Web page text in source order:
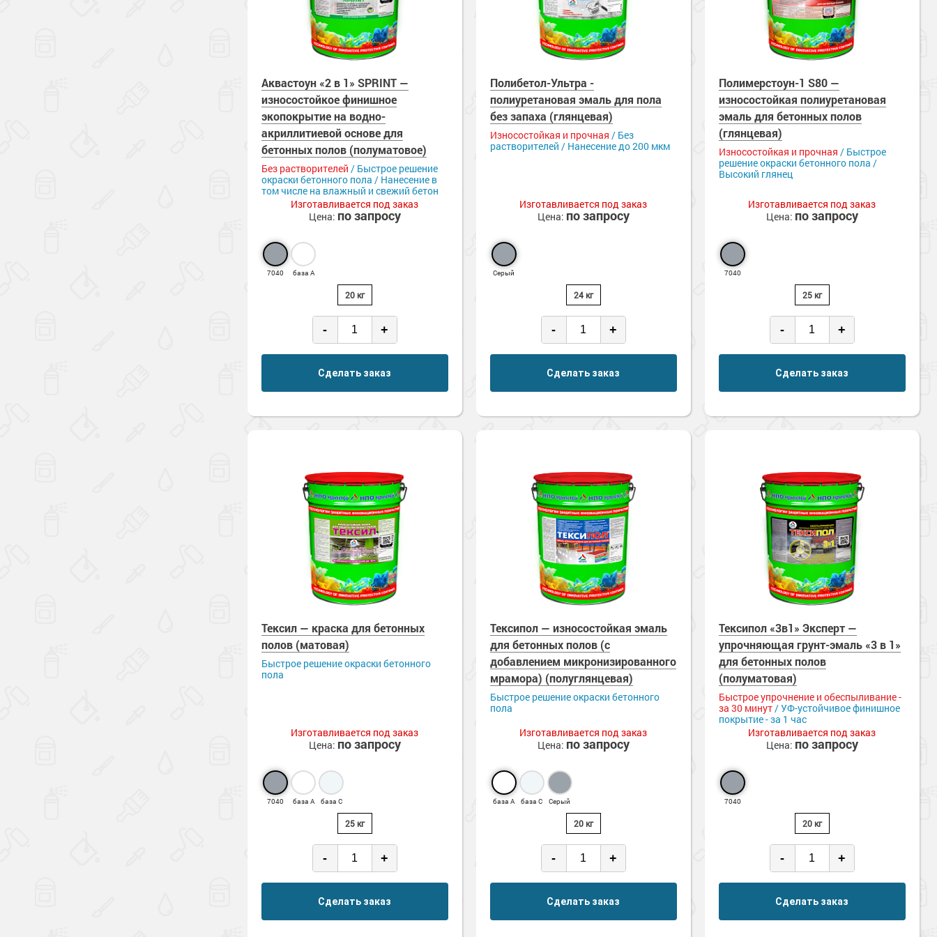
Аквастоун «2 в 1» SPRINT —
износостойкое финишное
экопокрытие на водно-
акриллитиевой основе для
бетонных полов (полуматовое)
Без растворителей / Быстрое решение
окраски бетонного пола / Нанесение в
том числе на влажный и свежий бетон
Изготавливается под заказ
Цена: по запросу
7040 база А
20 кг
- +
Сделать заказ
Полибетол-Ультра -
полиуретановая эмаль для пола
без запаха (глянцевая)
Износостойкая и прочная / Без
растворителей / Нанесение до 200 мкм
Изготавливается под заказ
Цена: по запросу
Серый
24 кг
- +
Сделать заказ
Полимерстоун-1 S80 —
износостойкая полиуретановая
эмаль для бетонных полов
(глянцевая)
Износостойкая и прочная / Быстрое
решение окраски бетонного пола /
Высокий глянец
Изготавливается под заказ
Цена: по запросу
7040
25 кг
- +
Сделать заказ
Тексил — краска для бетонных
полов (матовая)
Быстрое решение окраски бетонного
пола
Изготавливается под заказ
Цена: по запросу
7040 база А база С
25 кг
- +
Сделать заказ
Тексипол — износостойкая эмаль
для бетонных полов (с
добавлением микронизированного
мрамора) (полуглянцевая)
Быстрое решение окраски бетонного
пола
Изготавливается под заказ
Цена: по запросу
база А база С Серый
20 кг
- +
Сделать заказ
Тексипол «3в1» Эксперт —
упрочняющая грунт-эмаль «3 в 1»
для бетонных полов
(полуматовая)
Быстрое упрочнение и обеспыливание -
за 30 минут/ УФ-устойчивое финишное
покрытие - за 1 час
Изготавливается под заказ
Цена: по запросу
7040
20 кг
- +
Сделать заказ